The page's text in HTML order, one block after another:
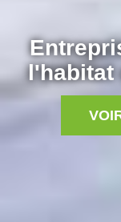
l'habitat